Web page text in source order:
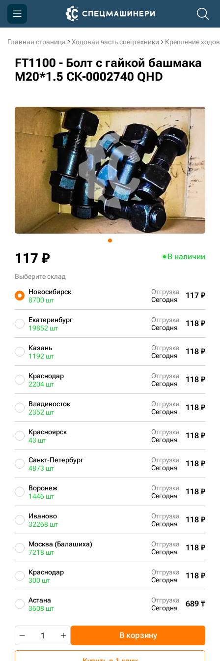
Главная страница Ходовая часть спецтехники Крепление
FT1100 - Болт с гайкой башмака
M20*1.5 СК-0002740 QHD
117 ₽ В наличии
Выберите склад
Новосибирск
8700 шт
Отгрузка
Сегодня
117 ₽
Екатеринбург
19852 шт
Отгрузка
Сегодня
118 ₽
Казань
1192 шт
Отгрузка
Сегодня
118 ₽
Краснодар
2204 шт
Отгрузка
Сегодня
118 ₽
Владивосток
2352 шт
Отгрузка
Сегодня
118 ₽
Красноярск
43 шт
Отгрузка
Сегодня
118 ₽
Санкт-Петербург
4873 шт
Отгрузка
Сегодня
118 ₽
Воронеж
1446 шт
Отгрузка
Сегодня
118 ₽
Иваново
32268 шт
Отгрузка
Сегодня
118 ₽
Москва (Балашиха)
7218 шт
Отгрузка
Сегодня
118 ₽
Краснодар
300 шт
Отгрузка
Сегодня
118 ₽
Астана
3608 шт
Отгрузка
Сегодня
689 ₸
В корзину
Компания
Акции
Информация
Контакты
3D тур по производству
3D тур по складам
sksale@skdst.ru
+7 (499) 394-50-93